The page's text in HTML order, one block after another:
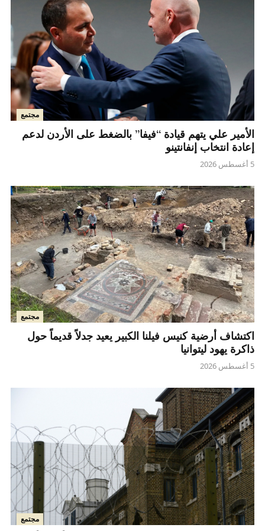
مجتمع
الأمير علي يتهم قيادة “فيفا” بالضغط على الأردن لدعم
إعادة انتخاب إنفانتينو
5 أغسطس 2026
مجتمع
اكتشاف أرضية كنيس فيلنا الكبير يعيد جدلاً قديماً حول
ذاكرة يهود ليتوانيا
5 أغسطس 2026
مجتمع